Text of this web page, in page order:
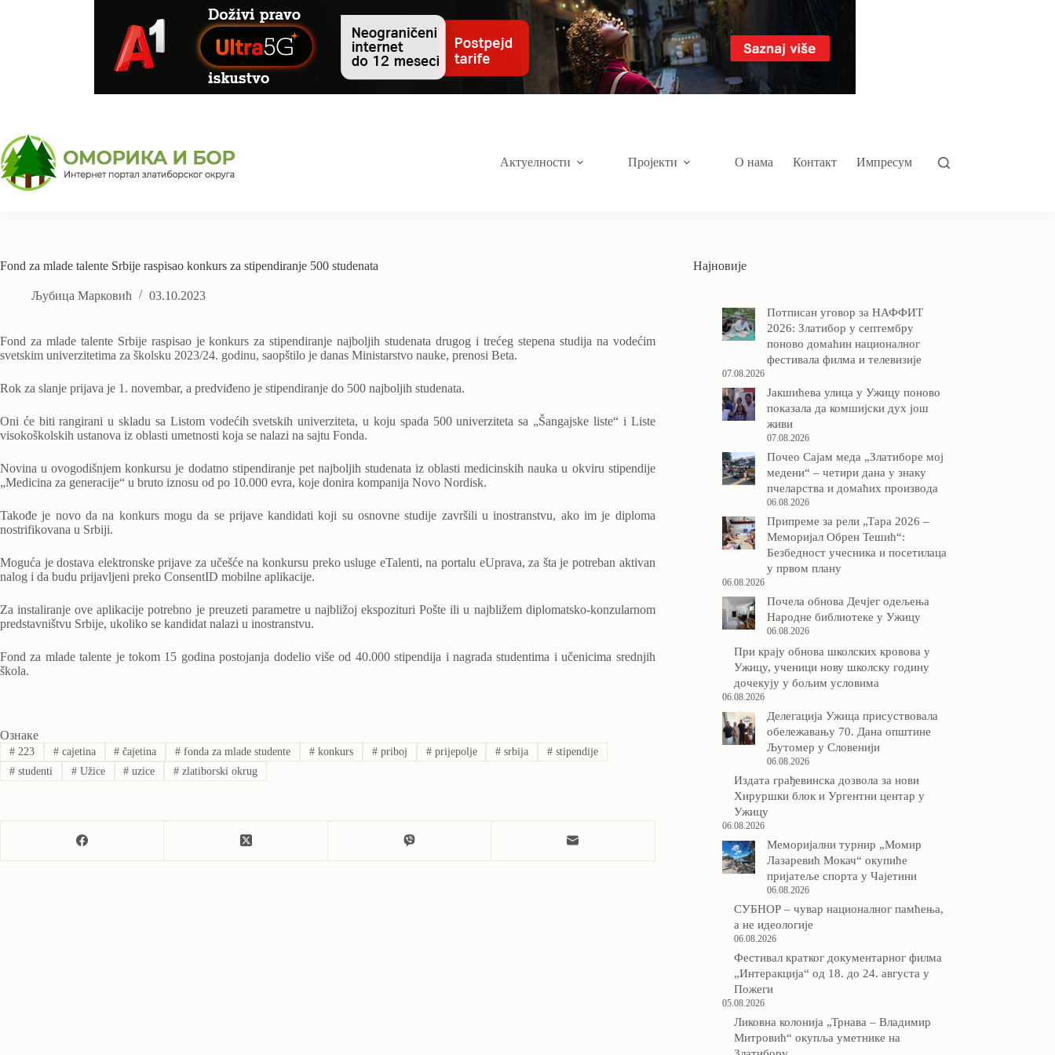
Актуелности Пројекти О нама Контакт Импресум
Fond za mlade talente Srbije raspisao konkurs za stipendiranje 500 studenata
Љубица Марковић 03.10.2023
Fond za mlade talente Srbije raspisao je konkurs za stipendiranje najboljih studenata drugog i trećeg stepena studija na vodećim
svetskim univerzitetima za školsku 2023/24. godinu, saopštilo je danas Ministarstvo nauke, prenosi Beta.
Rok za slanje prijava je 1. novembar, a predviđeno je stipendiranje do 500 najboljih studenata.
Oni će biti rangirani u skladu sa Listom vodećih svetskih univerziteta, u koju spada 500 univerziteta sa „Šangajske liste“ i Liste
visokoškolskih ustanova iz oblasti umetnosti koja se nalazi na sajtu Fonda.
Novina u ovogodišnjem konkursu je dodatno stipendiranje pet najboljih studenata iz oblasti medicinskih nauka u okviru stipendije
„Medicina za generacije“ u bruto iznosu od po 10.000 evra, koje donira kompanija Novo Nordisk.
Takođe je novo da na konkurs mogu da se prijave kandidati koji su osnovne studije završili u inostranstvu, ako im je diploma
nostrifikovana u Srbiji.
Moguća je dostava elektronske prijave za učešće na konkursu preko usluge eTalenti, na portalu eUprava, za šta je potreban aktivan
nalog i da budu prijavljeni preko ConsentID mobilne aplikacije.
Za instaliranje ove aplikacije potrebno je preuzeti parametre u najbližoj ekspozituri Pošte ili u najbližem diplomatsko-konzularnom
predstavništvu Srbije, ukoliko se kandidat nalazi u inostranstvu.
Fond za mlade talente je tokom 15 godina postojanja dodelio više od 40.000 stipendija i nagrada studentima i učenicima srednjih
škola.
Ознаке
#223 #cajetina # čajetina # fonda za mlade studente # konkurs #priboj #prijepolje # srbija # stipendije
#studenti #Užice # uzice # zlatiborski okrug
Најновије
Потписан уговор за НАФФИТ
2026: Златибор у септембру
поново домаћин националног
фестивала филма и телевизије
07.08.2026
Јакшићева улица у Ужицу поново
показала да комшијски дух још
живи
07.08.2026
Почео Сајам меда „Златиборе мој
медени“ – четири дана у знаку
пчеларства и домаћих производа
06.08.2026
Припреме за рели „Тара 2026 –
Меморијал Обрен Тешић“:
Безбедност учесника и посетилаца
у првом плану
06.08.2026
Почела обнова Дечјег одељења
Народне библиотеке у Ужицу
06.08.2026
При крају обнова школских кровова у
Ужицу, ученици нову школску годину
дочекују у бољим условима
06.08.2026
Делегација Ужица присуствовала
обележавању 70. Дана општине
Љутомер у Словенији
06.08.2026
Издата грађевинска дозвола за нови
Хируршки блок и Ургентни центар у
Ужицу
06.08.2026
Меморијални турнир „Момир
Лазаревић Мокач“ окупиће
пријатеље спорта у Чајетини
06.08.2026
СУБНОР – чувар националног памћења,
а не идеологије
06.08.2026
Фестивал кратког документарног филма
„Интеракција“ од 18. до 24. августа у
Пожеги
05.08.2026
Ликовна колонија „Трнава – Владимир
Митровић“ окупља уметнике на